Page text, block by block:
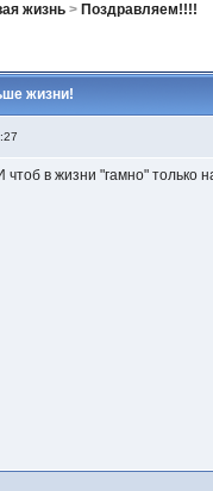
жизнь> Поздравляем!!!!
жизни!
чтоб в жизни "гамно" только